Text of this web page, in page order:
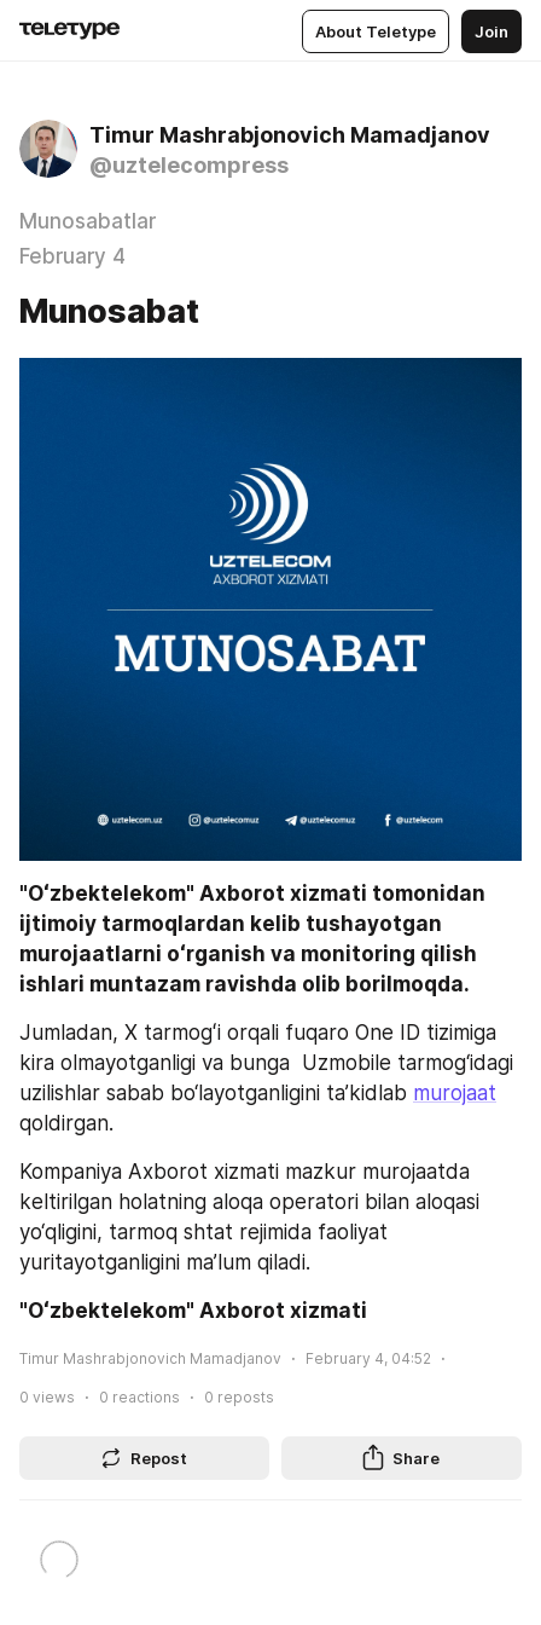
About Teletype Join
Timur Mashrabjonovich Mamadjanov
@uztelecompress
Munosabatlar
February 4
Munosabat
"Oʻzbektelekom" Axborot xizmati tomonidan
ijtimoiy tarmoqlardan kelib tushayotgan
murojaatlarni oʻrganish va monitoring qilish
ishlari muntazam ravishda olib borilmoqda.
Jumladan, X tarmogʻi orqali fuqaro One ID tizimiga
kira olmayotganligi va bunga  Uzmobile tarmog‘idagi
uzilishlar sabab bo‘layotganligini ta’kidlab murojaat
qoldirgan.
Kompaniya Axborot xizmati mazkur murojaatda
keltirilgan holatning aloqa operatori bilan aloqasi
yo‘qligini, tarmoq shtat rejimida faoliyat
yuritayotganligini maʼlum qiladi.
"Oʻzbektelekom" Axborot xizmati
Timur Mashrabjonovich Mamadjanov February 4, 04:52
0 views 0 reactions 0 reposts
Repost Share